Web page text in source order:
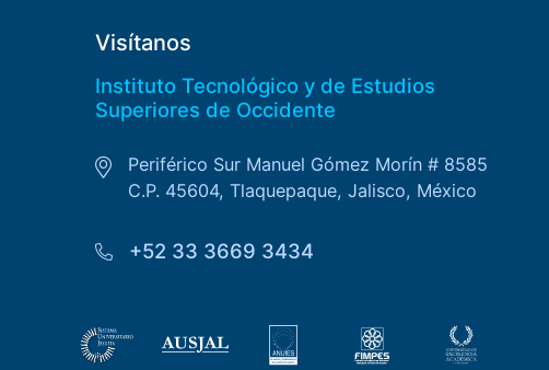
Visítanos
Instituto Tecnológico y de Estudios
Superiores de Occidente
Periférico Sur Manuel Gómez Morín # 8585
C.P. 45604, Tlaquepaque, Jalisco, México
+52 33 3669 3434